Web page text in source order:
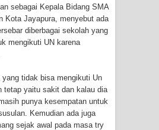
di Ujung Timur
di Ujung Sumatera
Pribadi Terbakar Di
sebagai Kepala Bidang SMA
Kota Jayapura, menyebut ada
diberbagai sekolah yang
mengikuti UN karena
yang tidak bisa mengikuti Un
tetap yaitu sakit dan kalau dia
punya kesempatan untuk
Kemudian ada juga
sejak awal pada masa try